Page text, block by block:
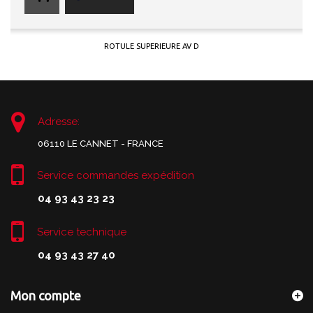
ROTULE SUPERIEURE AV D
Adresse:
06110 LE CANNET - FRANCE
Service commandes expédition
04 93 43 23 23
Service technique
04 93 43 27 40
Mon compte